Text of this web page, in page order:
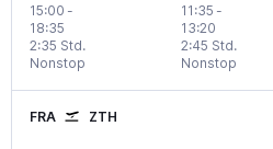
15:00 -
18:35
Nonstop
2:35 Std.
11:35 -
13:20
Nonstop
2:45 Std.
FRA ZTH